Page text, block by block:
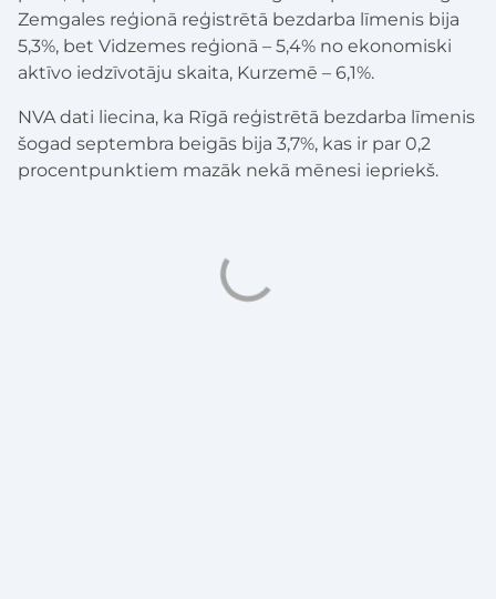
Zemgales reģionā reģistrētā bezdarba līmenis bija
5,3%, bet Vidzemes reģionā – 5,4% no ekonomiski
aktīvo iedzīvotāju skaita, Kurzemē – 6,1%.
NVA dati liecina, ka Rīgā reģistrētā bezdarba līmenis
šogad septembra beigās bija 3,7%, kas ir par 0,2
procentpunktiem mazāk nekā mēnesi iepriekš.